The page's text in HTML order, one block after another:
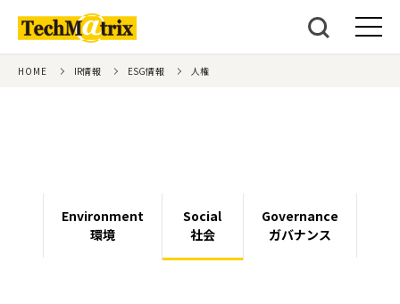
HOME IR情報 ESG情報 人権
Environment
環境
Social
社会
Governance
ガバナンス